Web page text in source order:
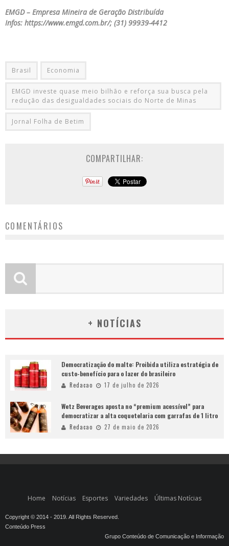
EMGD – Empresa Mineira de Geração Distribuída
Infos: https://www.emgd.com.br/; (31) 99939-4412
Brasil Economia
EMGD investe quase meio bilhão e reforça sua busca pela
redução das desigualdades sociais do Norte de Minas
Jornal Folha de Betim
COMPARTILHAR:
COMENTÁRIOS
+ NOTÍCIAS
Democratização do malte: Proibida utiliza estratégia de
custo-benefício para o lazer do brasileiro
Redacao 17 de julho de 2026
Wetz Beverages aposta no “premium acessível” para
democratizar a alta coquetelaria com garrafas de 1 litro
Redacao 27 de maio de 2026
Home Notícias Esportes Variedades Últimas Notícias
Copyright © 2014 - 2019. All Rights Reserved.
Conteúdo Press
Grupo Conteúdo de Comunicação e Informação